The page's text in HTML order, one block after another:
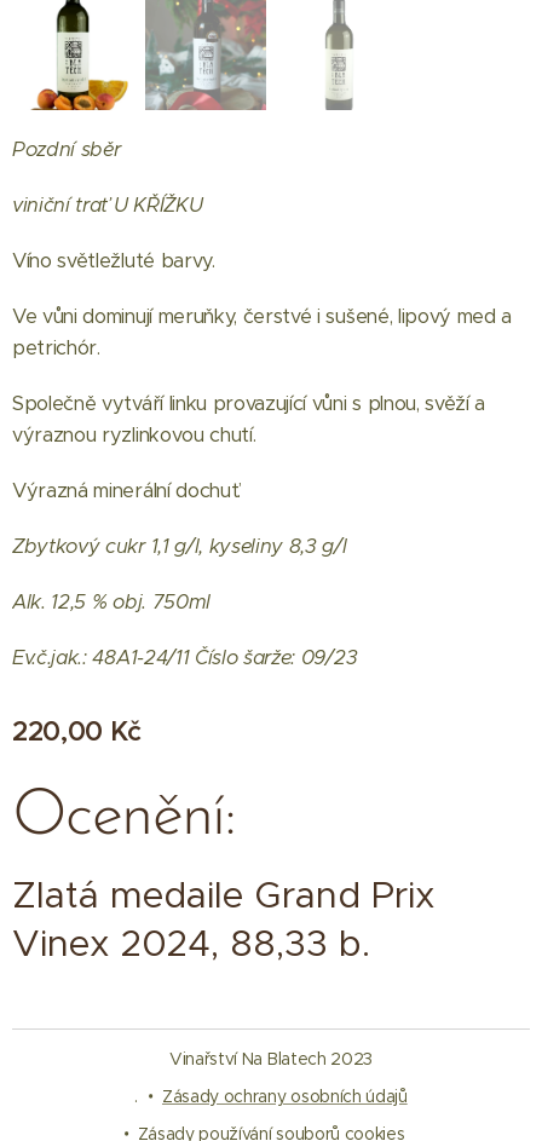
Pozdní sběr
viniční trať U KŘÍŽKU
Víno světležluté barvy.
Ve vůni dominují meruňky, čerstvé i sušené, lipový med a
petrichór.
Společně vytváří linku provazující vůni s plnou, svěží a
výraznou ryzlinkovou chutí.
Výrazná minerální dochuť.
Zbytkový cukr 1,1 g/l, kyseliny 8,3 g/l
Alk. 12,5 % obj. 750ml
Ev.č.jak.: 48A1-24/11 Číslo šarže: 09/23
220,00 Kč
Ocenění:
Zlatá medaile Grand Prix
Vinex 2024, 88,33 b.
Vinařství Na Blatech 2023
.
Zásady ochrany osobních údajů
Zásady používání souborů cookies